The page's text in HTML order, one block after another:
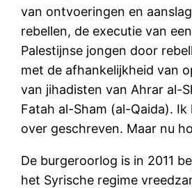
van ontvoeringen en
rebellen, de executie van
Palestijnse jongen door
met de afhankelijkheid van
van jihadisten van Ahrar al-
Fatah al-Sham (al-Qaida). Ik
over geschreven. Maar nu
De burgeroorlog is in 2011
het Syrische regime